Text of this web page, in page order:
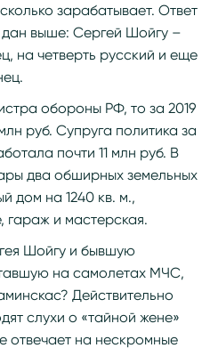
зарабатывает. Ответ
выше: Сергей Шойгу –
на четверть русский и еще
обороны РФ, то за 2019
руб. Супруга политика за
почти 11 млн руб. В
два обширных земельных
дом на 1240 кв. м.,
гараж и мастерская.
Шойгу и бывшую
на самолетах МЧС,
Действительно
слухи о «тайной жене»
отвечает на нескромные